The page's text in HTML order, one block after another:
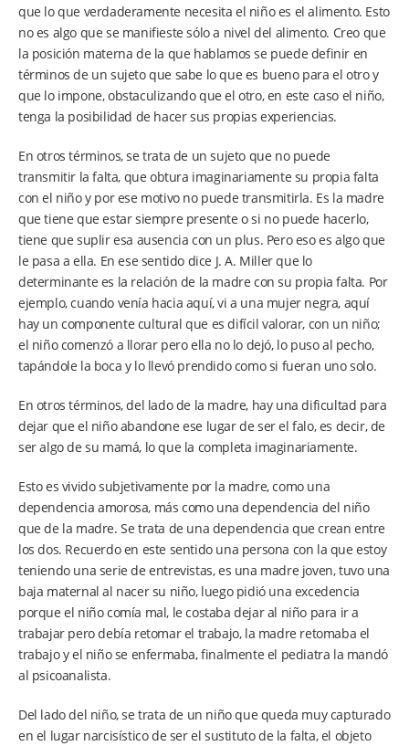
que lo que verdaderamente necesita el niño es el alimento. Esto
no es algo que se manifieste sólo a nivel del alimento. Creo que
la posición materna de la que hablamos se puede definir en
términos de un sujeto que sabe lo que es bueno para el otro y
que lo impone, obstaculizando que el otro, en este caso el niño,
tenga la posibilidad de hacer sus propias experiencias.
En otros términos, se trata de un sujeto que no puede
transmitir la falta, que obtura imaginariamente su propia falta
con el niño y por ese motivo no puede transmitirla. Es la madre
que tiene que estar siempre presente o si no puede hacerlo,
tiene que suplir esa ausencia con un plus. Pero eso es algo que
le pasa a ella. En ese sentido dice J. A. Miller que lo
determinante es la relación de la madre con su propia falta. Por
ejemplo, cuando venía hacia aquí, vi a una mujer negra, aquí
hay un componente cultural que es difícil valorar, con un niño;
el niño comenzó a llorar pero ella no lo dejó, lo puso al pecho,
tapándole la boca y lo llevó prendido como si fueran uno solo.
En otros términos, del lado de la madre, hay una dificultad para
dejar que el niño abandone ese lugar de ser el falo, es decir, de
ser algo de su mamá, lo que la completa imaginariamente.
Esto es vivido subjetivamente por la madre, como una
dependencia amorosa, más como una dependencia del niño
que de la madre. Se trata de una dependencia que crean entre
los dos. Recuerdo en este sentido una persona con la que estoy
teniendo una serie de entrevistas, es una madre joven, tuvo una
baja maternal al nacer su niño, luego pidió una excedencia
porque el niño comía mal, le costaba dejar al niño para ir a
trabajar pero debía retomar el trabajo, la madre retomaba el
trabajo y el niño se enfermaba, finalmente el pediatra la mandó
al psicoanalista.
Del lado del niño, se trata de un niño que queda muy capturado
en el lugar narcisístico de ser el sustituto de la falta, el objeto